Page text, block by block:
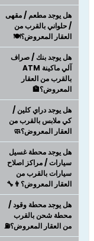
هل يوجد مطعم / مقهى
/ حلواني بالقرب من
العقار المعروض؟🍽️
هل يوجد بنك / صراف
آلي ماكينة ATM
بالقرب من العقار
المعروض؟🏦
هل يوجد دراي كلين /
كي ملابس بالقرب من
العقار المعروض؟🧼
هل يوجد محطة غسيل
سيارات / مراكز اصلاح
سيارات بالقرب من
العقار المعروض؟👨‍🔧
هل يوجد محطة وقود /
محطة شحن بالقرب
من العقار المعروض؟⛽